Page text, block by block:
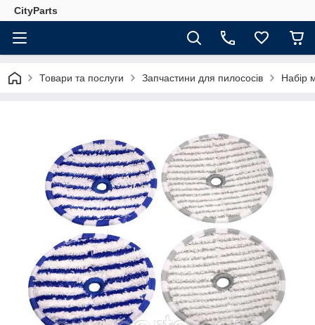
CityParts
Товари та послуги Запчастини для пилососів Набір